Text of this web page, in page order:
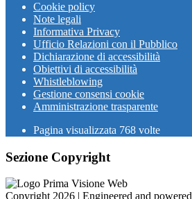
Cookie policy
Note legali
Informativa Privacy
Ufficio Relazioni con il Pubblico
Dichiarazione di accessibilità
Obiettivi di accessibilità
Whistleblowing
Gestione consensi cookie
Amministrazione trasparente
Pagina visualizzata 768 volte
Sezione Copyright
Copyright 2026 | Engineered and